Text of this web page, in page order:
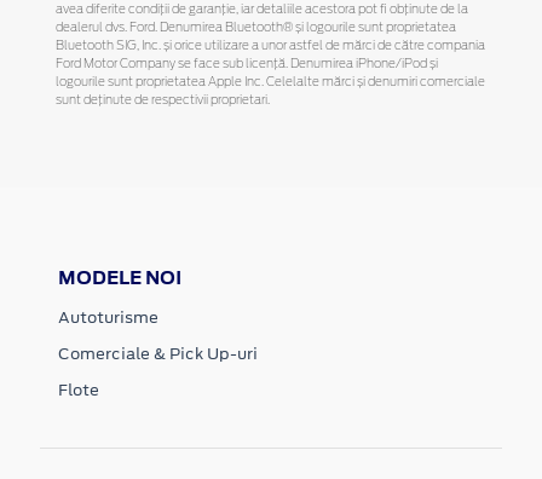
avea diferite condiții de garanție, iar detaliile acestora pot fi obținute de la
dealerul dvs. Ford. Denumirea Bluetooth® și logourile sunt proprietatea
Bluetooth SIG, Inc. și orice utilizare a unor astfel de mărci de către compania
Ford Motor Company se face sub licență. Denumirea iPhone/iPod și
logourile sunt proprietatea Apple Inc. Celelalte mărci și denumiri comerciale
sunt deținute de respectivii proprietari.
MODELE NOI
Autoturisme
Comerciale & Pick Up-uri
Flote